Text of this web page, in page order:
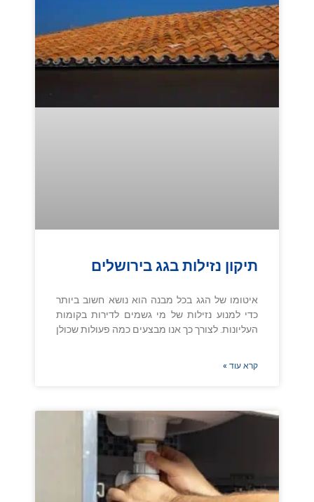
תיקון נזילות בגג בירושלים
איטומו של הגג בכל מבנה הוא נושא חשוב ביותר
כדי למנוע נזילות של מי גשמים לדירות בקומות
העליונות. לצורך כך אנו מבצעים כמה פעולות שכולן
קרא עוד »